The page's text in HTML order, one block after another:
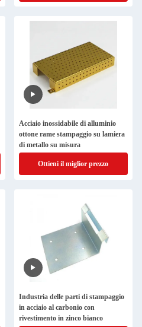
Acciaio inossidabile di alluminio
ottone rame stampaggio su lamiera
di metallo su misura
Ottieni il miglior prezzo
Industria delle parti di stampaggio
in acciaio al carbonio con
rivestimento in zinco bianco